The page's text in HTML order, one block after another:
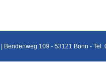
| Bendenweg 109 - 53121 Bonn - Tel.